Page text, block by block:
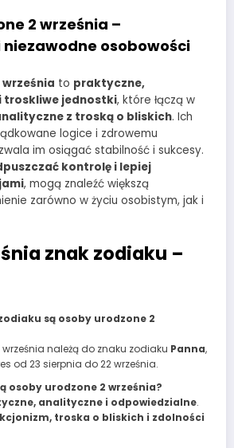
2 września –
osobowości
września to praktyczne,
troskliwe jednostki, które łączą w
z troską o bliskich. Ich
logice i zdrowemu
im osiągać stabilność i sukcesy.
kontrolę i lepiej
, mogą znaleźć większą
zarówno w życiu osobistym, jak i
znak zodiaku –
są osoby urodzone 2
należą do znaku zodiaku Panna,
od 23 sierpnia do 22 września.
osoby urodzone 2 września?
analityczne i odpowiedzialne.
troska o bliskich i zdolności